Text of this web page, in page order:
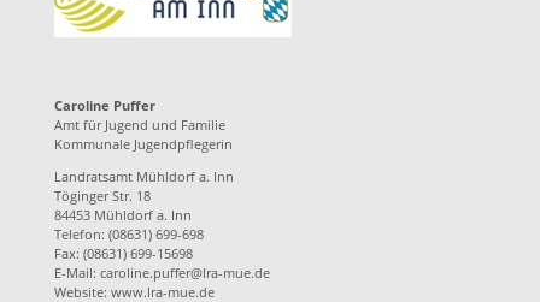
Caroline Puffer
Amt für Jugend und Familie
Kommunale Jugendpflegerin
Landratsamt Mühldorf a. Inn
Töginger Str. 18
84453 Mühldorf a. Inn
Telefon: (08631) 699-698
Fax: (08631) 699-15698
E-Mail: caroline.puffer@lra-mue.de
Website: www.lra-mue.de